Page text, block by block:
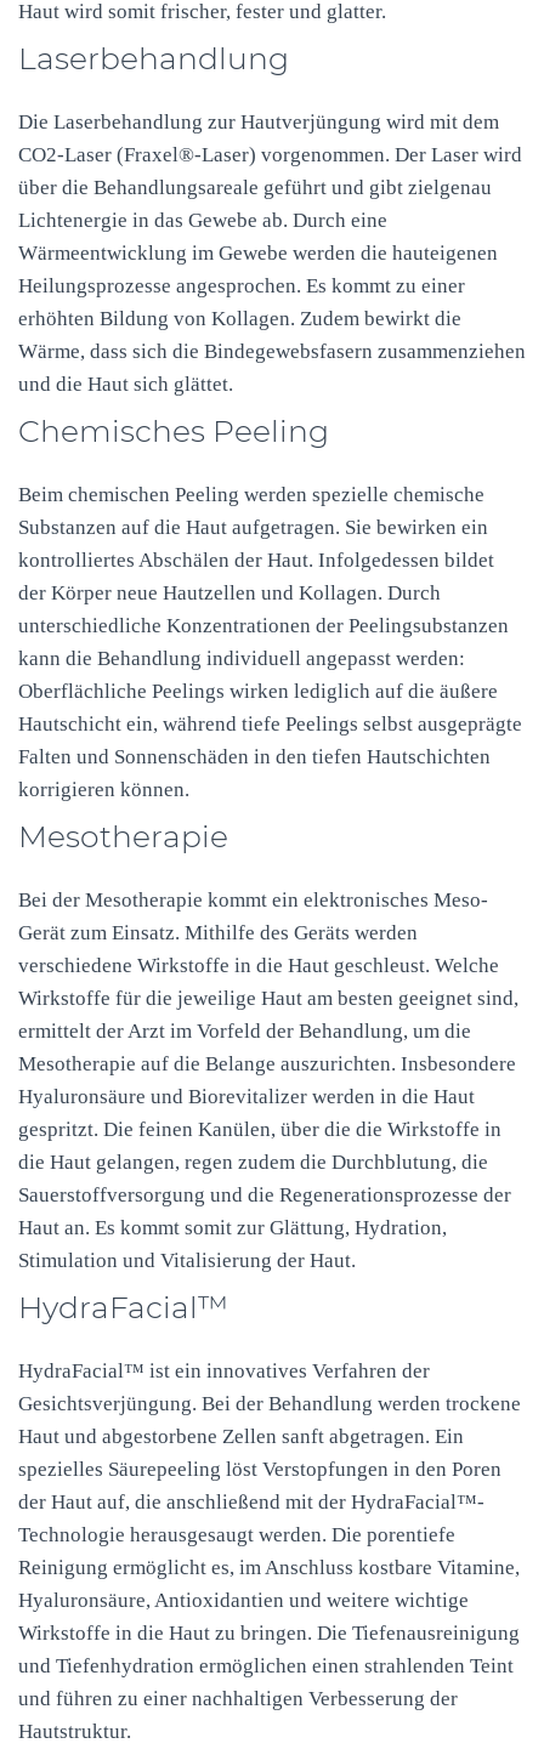
Haut wird somit frischer, fester und glatter.
Laserbehandlung
Die Laserbehandlung zur Hautverjüngung wird mit dem
CO2-Laser (Fraxel®-Laser) vorgenommen. Der Laser wird
über die Behandlungsareale geführt und gibt zielgenau
Lichtenergie in das Gewebe ab. Durch eine
Wärmeentwicklung im Gewebe werden die hauteigenen
Heilungsprozesse angesprochen. Es kommt zu einer
erhöhten Bildung von Kollagen. Zudem bewirkt die
Wärme, dass sich die Bindegewebsfasern zusammenziehen
und die Haut sich glättet.
Chemisches Peeling
Beim chemischen Peeling werden spezielle chemische
Substanzen auf die Haut aufgetragen. Sie bewirken ein
kontrolliertes Abschälen der Haut. Infolgedessen bildet
der Körper neue Hautzellen und Kollagen. Durch
unterschiedliche Konzentrationen der Peelingsubstanzen
kann die Behandlung individuell angepasst werden:
Oberflächliche Peelings wirken lediglich auf die äußere
Hautschicht ein, während tiefe Peelings selbst ausgeprägte
Falten und Sonnenschäden in den tiefen Hautschichten
korrigieren können.
Mesotherapie
Bei der Mesotherapie kommt ein elektronisches Meso-
Gerät zum Einsatz. Mithilfe des Geräts werden
verschiedene Wirkstoffe in die Haut geschleust. Welche
Wirkstoffe für die jeweilige Haut am besten geeignet sind,
ermittelt der Arzt im Vorfeld der Behandlung, um die
Mesotherapie auf die Belange auszurichten. Insbesondere
Hyaluronsäure und Biorevitalizer werden in die Haut
gespritzt. Die feinen Kanülen, über die die Wirkstoffe in
die Haut gelangen, regen zudem die Durchblutung, die
Sauerstoffversorgung und die Regenerationsprozesse der
Haut an. Es kommt somit zur Glättung, Hydration,
Stimulation und Vitalisierung der Haut.
HydraFacial™
HydraFacial™ ist ein innovatives Verfahren der
Gesichtsverjüngung. Bei der Behandlung werden trockene
Haut und abgestorbene Zellen sanft abgetragen. Ein
spezielles Säurepeeling löst Verstopfungen in den Poren
der Haut auf, die anschließend mit der HydraFacial™-
Technologie herausgesaugt werden. Die porentiefe
Reinigung ermöglicht es, im Anschluss kostbare Vitamine,
Hyaluronsäure, Antioxidantien und weitere wichtige
Wirkstoffe in die Haut zu bringen. Die Tiefenausreinigung
und Tiefenhydration ermöglichen einen strahlenden Teint
und führen zu einer nachhaltigen Verbesserung der
Hautstruktur.